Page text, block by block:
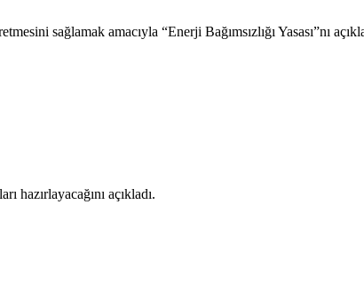
sağlamak amacıyla “Enerji Bağımsızlığı Yasası”nı
hazırlayacağını açıkladı.